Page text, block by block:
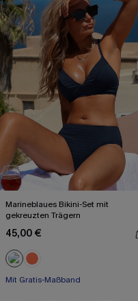
Marineblaues Bikini-Set mit
gekreuzten Trägern
45,00 €
Mit Gratis-Maßband